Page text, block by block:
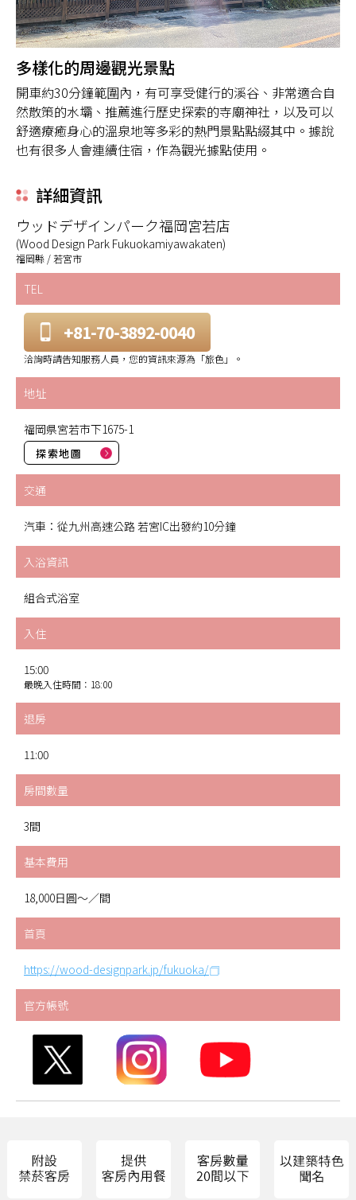
多樣化的周邊觀光景點
開車約30分鐘範圍內，有可享受健行的溪谷、非常適合自
然散策的水壩、推薦進行歷史探索的寺廟神社，以及可以
舒適療癒身心的溫泉地等多彩的熱門景點點綴其中。據說
也有很多人會連續住宿，作為觀光據點使用。
詳細資訊
ウッドデザインパーク福岡宮若店
(Wood Design Park Fukuokamiyawakaten)
福岡縣 / 若宮市
TEL
+81-70-3892-0040
洽詢時請告知服務人員，您的資訊來源為「旅色」。
地址
福岡県宮若市下1675-1
探索地圖
交通
汽車：從九州高速公路 若宮IC出發約10分鐘
入浴資訊
組合式浴室
入住
15:00
最晚入住時間：18:00
退房
11:00
房間數量
3間
基本費用
18,000日圓～／間
首頁
https://wood-designpark.jp/fukuoka/
官方帳號